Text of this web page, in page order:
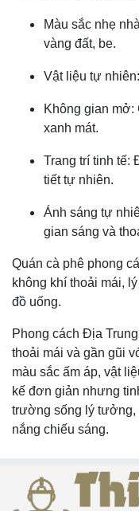
Màu sắc nhẹ
vàng đất, be.
Vật liệu tự
Không gian
xanh mát.
Trang trí tinh tế:
tiết tự nhiên.
Ánh sáng tự
gian sáng và
Quán cà phê phong
không khí thoải mái,
đồ uống.
Phong cách Địa
thoải mái và gần gũi
màu sắc ấm áp, vật
kế đơn giản nhưng
trường sống lý tưởng,
nắng chiếu sáng.